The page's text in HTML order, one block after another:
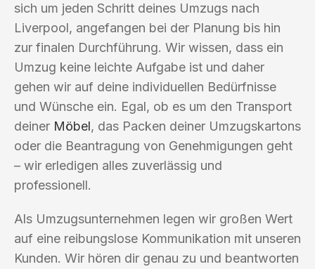
sich um jeden Schritt deines Umzugs nach
Liverpool, angefangen bei der Planung bis hin
zur finalen Durchführung. Wir wissen, dass ein
Umzug keine leichte Aufgabe ist und daher
gehen wir auf deine individuellen Bedürfnisse
und Wünsche ein. Egal, ob es um den Transport
deiner Möbel, das Packen deiner Umzugskartons
oder die Beantragung von Genehmigungen geht
– wir erledigen alles zuverlässig und
professionell.
Als Umzugsunternehmen legen wir großen Wert
auf eine reibungslose Kommunikation mit unseren
Kunden. Wir hören dir genau zu und beantworten